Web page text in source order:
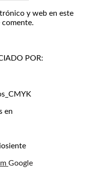
y web en este
comente.
POR:
en
Google